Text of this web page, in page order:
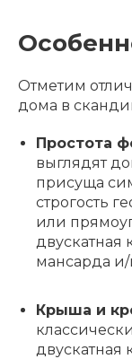
Отметим
дома в
Простота
выглядят
присуща
строгость
или
двускатная
мансарда
Крыша и
двускатная